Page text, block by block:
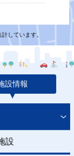
しています。
設情報
設